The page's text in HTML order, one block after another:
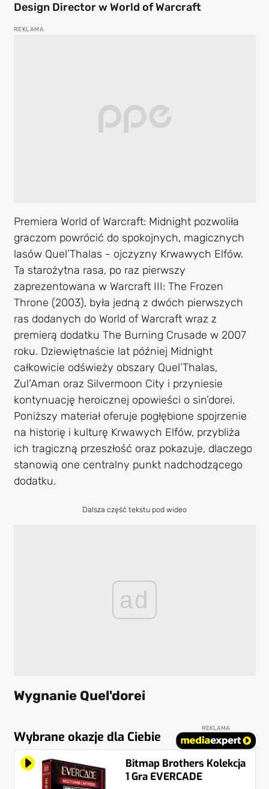
Design Director w World of Warcraft
Premiera World of Warcraft: Midnight pozwoliła
graczom powrócić do spokojnych, magicznych
lasów Quel’Thalas - ojczyzny Krwawych Elfów.
Ta starożytna rasa, po raz pierwszy
zaprezentowana w Warcraft III: The Frozen
Throne (2003), była jedną z dwóch pierwszych
ras dodanych do World of Warcraft wraz z
premierą dodatku The Burning Crusade w 2007
roku. Dziewiętnaście lat później Midnight
całkowicie odświeży obszary Quel’Thalas,
Zul’Aman oraz Silvermoon City i przyniesie
kontynuację heroicznej opowieści o sin’dorei.
Poniższy materiał oferuje pogłębione spojrzenie
na historię i kulturę Krwawych Elfów, przybliża
ich tragiczną przeszłość oraz pokazuje, dlaczego
stanowią one centralny punkt nadchodzącego
dodatku.
Dalsza część tekstu pod wideo
ad
Wygnanie Quel'dorei
Wybrane okazje dla Ciebie
REKLAMA
Bitmap Brothers Kolekcja
1 Gra EVERCADE